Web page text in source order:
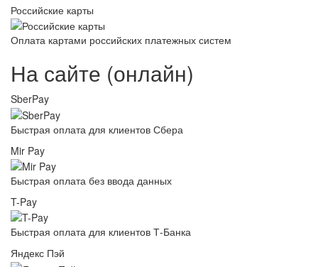
Российские карты
Оплата картами российских платежных систем
На сайте (онлайн)
SberPay
Быстрая оплата для клиентов Сбера
Mir Pay
Быстрая оплата без ввода данных
T-Pay
Быстрая оплата для клиентов Т-Банка
Яндекс Пэй